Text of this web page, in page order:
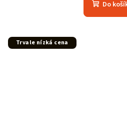
Do
Trvale nízká cena